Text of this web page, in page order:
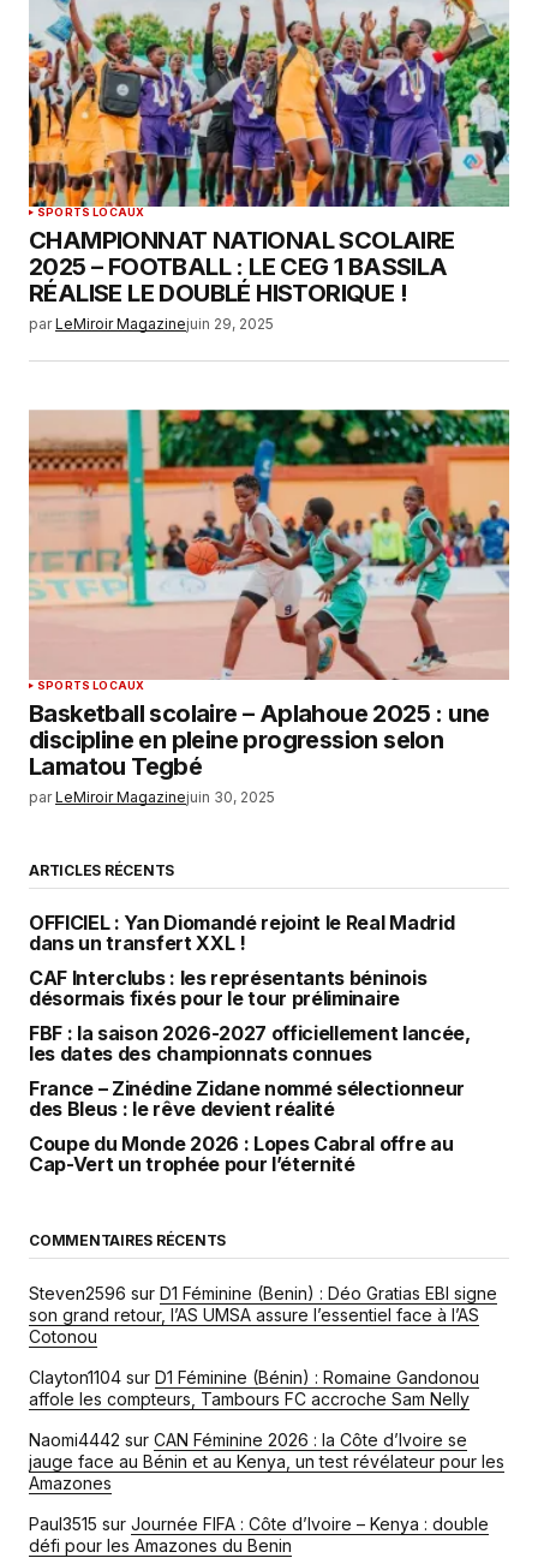
SPORTS LOCAUX
CHAMPIONNAT NATIONAL SCOLAIRE
2025 – FOOTBALL : LE CEG 1 BASSILA
RÉALISE LE DOUBLÉ HISTORIQUE !
par LeMiroir Magazinejuin 29, 2025
SPORTS LOCAUX
Basketball scolaire – Aplahoue 2025 : une
discipline en pleine progression selon
Lamatou Tegbé
par LeMiroir Magazinejuin 30, 2025
ARTICLES RÉCENTS
OFFICIEL : Yan Diomandé rejoint le Real Madrid
dans un transfert XXL !
CAF Interclubs : les représentants béninois
désormais fixés pour le tour préliminaire
FBF : la saison 2026-2027 officiellement lancée,
les dates des championnats connues
France – Zinédine Zidane nommé sélectionneur
des Bleus : le rêve devient réalité
Coupe du Monde 2026 : Lopes Cabral offre au
Cap-Vert un trophée pour l’éternité
COMMENTAIRES RÉCENTS
Steven2596 sur D1 Féminine (Benin) : Déo Gratias EBI signe
son grand retour, l’AS UMSA assure l’essentiel face à l’AS
Cotonou
Clayton1104 sur D1 Féminine (Bénin) : Romaine Gandonou
affole les compteurs, Tambours FC accroche Sam Nelly
Naomi4442 sur CAN Féminine 2026 : la Côte d’Ivoire se
jauge face au Bénin et au Kenya, un test révélateur pour les
Amazones
Paul3515 sur Journée FIFA : Côte d’Ivoire – Kenya : double
défi pour les Amazones du Benin